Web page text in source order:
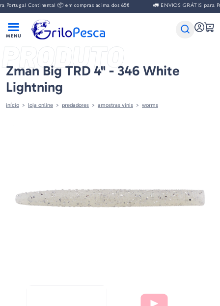
Continental 📦 em compras acima dos 65€ 🚛 ENVIOS GRÁTIS para
PRODUTO
Zman Big TRD 4" - 346 White
Lightning
início loja online predadores amostras vinis worms